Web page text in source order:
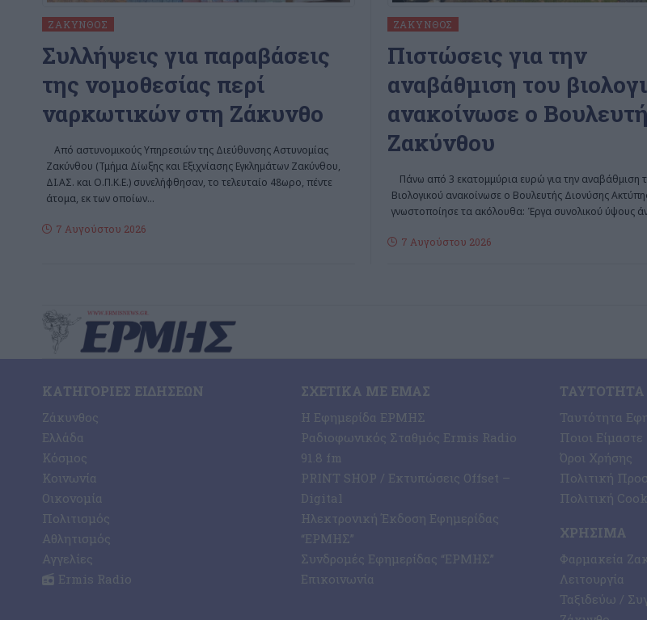
ΖΆΚΥΝΘΟΣ
Συλλήψεις για παραβάσεις
της νομοθεσίας περί
ναρκωτικών στη Ζάκυνθο
Από αστυνομικούς Υπηρεσιών της Διεύθυνσης Αστυνομίας
Ζακύνθου (Τμήμα Δίωξης και Εξιχνίασης Εγκλημάτων Ζακύνθου,
ΔΙ.ΑΣ. και Ο.Π.Κ.Ε.) συνελήφθησαν, το τελευταίο 48ωρο, πέντε
άτομα, εκ των οποίων…
7 Αυγούστου 2026
ΖΆΚΥΝΘΟΣ
Πιστώσεις για την
αναβάθμιση του
ανακοίνωσε ο
Ζακύνθου
Πάνω από 3 εκατομμύρια ευρώ για την αναβάθμιση
Βιολογικού ανακοίνωσε ο Βουλευτής Διονύσης
γνωστοποίησε τα ακόλουθα: Έργα συνολικού ύψους
7 Αυγούστου 2026
ΚΑΤΗΓΟΡΊΕΣ ΕΙΔΉΣΕΩΝ
Ζάκυνθος
Ελλάδα
Κόσμος
Κοινωνία
Οικονομία
Πολιτισμός
Αθλητισμός
Αγγελίες
Ermis Radio
ΣΧΕΤΙΚΆ ΜΕ ΕΜΆΣ
Η Εφημερίδα ΕΡΜΗΣ
Ραδιοφωνικός Σταθμός Ermis Radio
91.8 fm
PRINT SHOP / Εκτυπώσεις Offset –
Digital
Ηλεκτρονική Έκδοση Εφημερίδας
“ΕΡΜΗΣ”
Συνδρομές Εφημερίδας “ΕΡΜΗΣ”
Επικοινωνία
ΤΑΥΤΌΤΗΤΑ
Ταυτότητα
Ποιοι Είμαστε
Όροι Χρήσης
Πολιτική
Πολιτική
ΧΡΉΣΙΜΑ
Φαρμακεία
Λειτουργία
Ταξιδεύω /